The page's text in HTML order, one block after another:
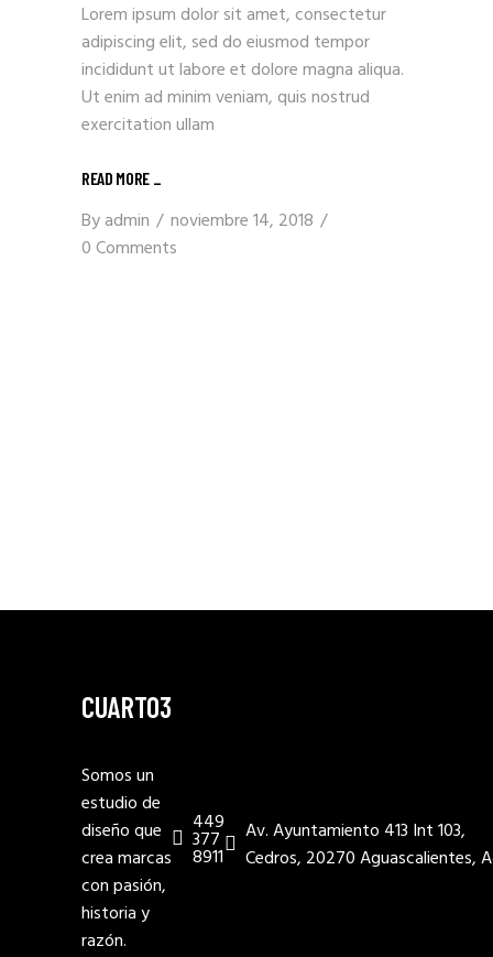
Lorem ipsum dolor sit amet, consectetur
adipiscing elit, sed do eiusmod tempor
incididunt ut labore et dolore magna aliqua.
Ut enim ad minim veniam, quis nostrud
exercitation ullam
READ MORE _
Byadmin
noviembre 14, 2018
0 Comments
CUARTO3
Somos un
estudio de
diseño que
crea marcas
con pasión,
historia y
razón.
449
377
8911
Av. Ayuntamiento 413 Int 103,
Cedros, 20270 Aguascalientes,